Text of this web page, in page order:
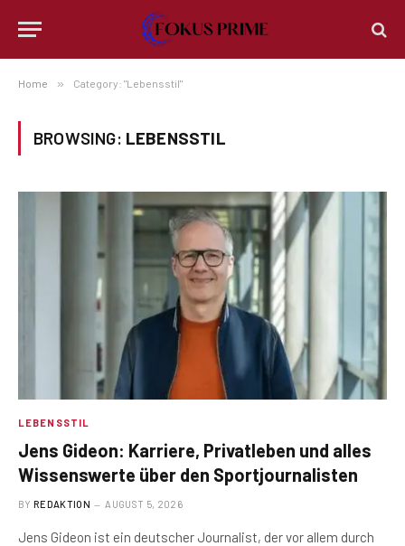
Home » Category: "Lebensstil"
BROWSING: LEBENSSTIL
LEBENSSTIL
Jens Gideon: Karriere, Privatleben und alles
Wissenswerte über den Sportjournalisten
BY REDAKTION AUGUST 5, 2026
Jens Gideon ist ein deutscher Journalist, der vor allem durch